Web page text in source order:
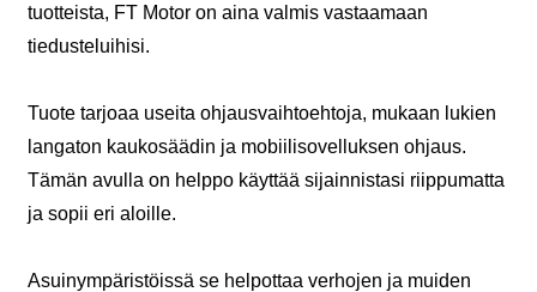
tuotteista, FT Motor on aina valmis vastaamaan
tiedusteluihisi.
Tuote tarjoaa useita ohjausvaihtoehtoja, mukaan lukien
langaton kaukosäädin ja mobiilisovelluksen ohjaus.
Tämän avulla on helppo käyttää sijainnistasi riippumatta
ja sopii eri aloille.
Asuinympäristöissä se helpottaa verhojen ja muiden